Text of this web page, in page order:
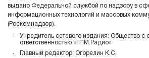
выдано Федеральной службой по надзору в
информационных технологий и массовых
(Роскомнадзор).
Учредитель сетевого издания: Общество с
ответственностью «ГПМ Радио»
Главный редактор: Огорелин К.С.